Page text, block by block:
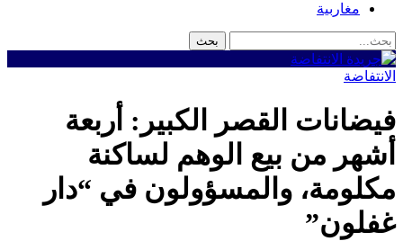
مغاربية
الانتفاضة
فيضانات القصر الكبير: أربعة
أشهر من بيع الوهم لساكنة
مكلومة، والمسؤولون في “دار
غفلون”